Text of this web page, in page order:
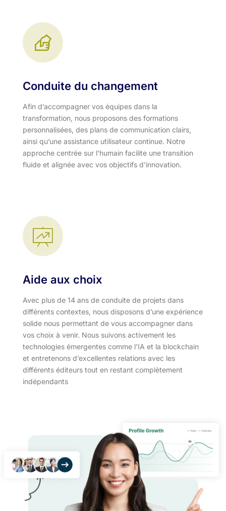
Conduite du changement
Afin d’accompagner vos équipes dans la
transformation, nous proposons des formations
personnalisées, des plans de communication clairs,
ainsi qu’une assistance utilisateur continue. Notre
approche centrée sur l'humain facilite une transition
fluide et alignée avec vos objectifs d'innovation.​
Aide aux choix
Avec plus de 14 ans de conduite de projets dans
différents contextes, nous disposons d’une expérience
solide nous permettant de vous accompagner dans
vos choix à venir. Nous suivons activement les
technologies émergentes comme l’IA et la blockchain
et entretenons d’excellentes relations avec les
différents éditeurs tout en restant complètement
indépendants